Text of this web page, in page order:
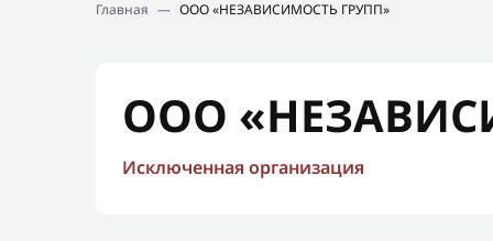
Новости
Главная — ООО «НЕЗАВИСИМОСТЬ ГРУПП»
ООО
Исключенная организация